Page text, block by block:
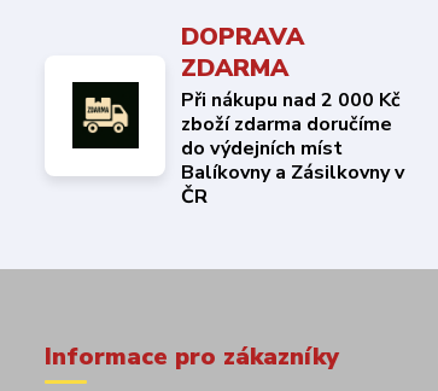
DOPRAVA
ZDARMA
Při nákupu nad 2 000 Kč
zboží zdarma doručíme
do výdejních míst
Balíkovny a Zásilkovny v
ČR
Informace pro zákazníky